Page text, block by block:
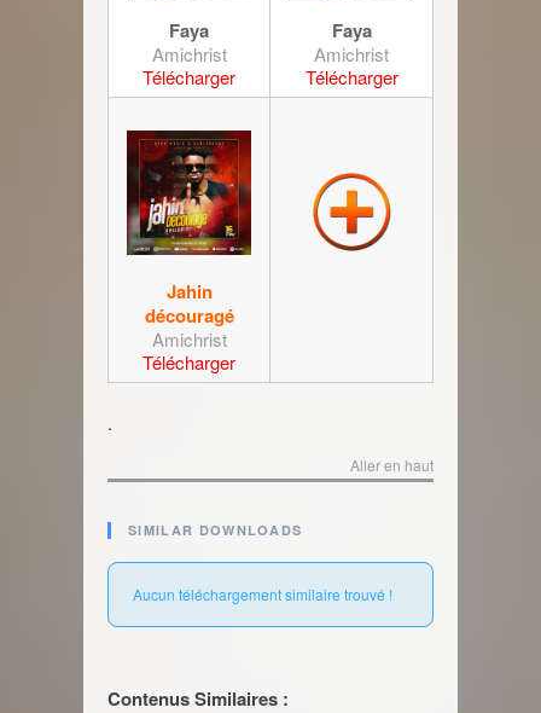
Faya
Amichrist
Télécharger
Faya
Amichrist
Télécharger
Jahin
découragé
Amichrist
Télécharger
.
Aller en haut
SIMILAR DOWNLOADS
Aucun téléchargement similaire trouvé !
Contenus Similaires :